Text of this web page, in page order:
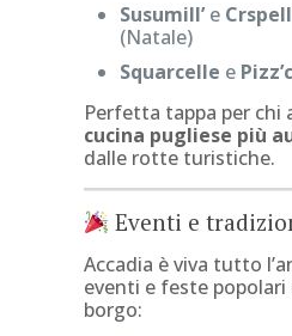
Susumill’e
(Natale)
Squarcelle e
Perfetta tappa per chi
cucina pugliese più
dalle rotte turistiche.
Eventi e
Accadia è viva tutto
eventi e feste popolari
borgo: